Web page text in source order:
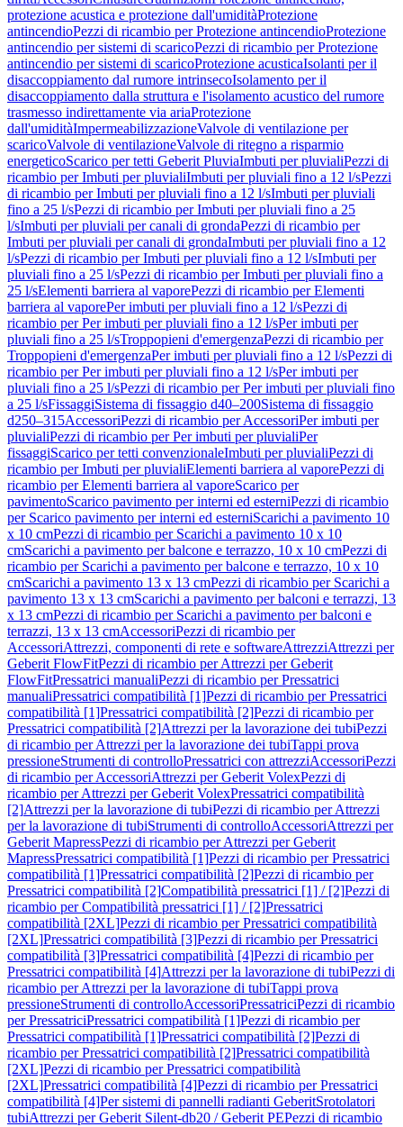
protezione acustica e protezione dall'umiditàProtezione
antincendioPezzi di ricambio per Protezione antincendioProtezione
antincendio per sistemi di scaricoPezzi di ricambio per Protezione
antincendio per sistemi di scaricoProtezione acusticaIsolanti per il
disaccoppiamento dal rumore intrinsecoIsolamento per il
disaccoppiamento dalla struttura e l'isolamento acustico del rumore
trasmesso indirettamente via ariaProtezione
dall'umiditàImpermeabilizzazioneValvole di ventilazione per
scaricoValvole di ventilazioneValvole di ritegno a risparmio
energeticoScarico per tetti Geberit PluviaImbuti per pluvialiPezzi di
ricambio per Imbuti per pluvialiImbuti per pluviali fino a 12 l/sPezzi
di ricambio per Imbuti per pluviali fino a 12 l/sImbuti per pluviali
fino a 25 l/sPezzi di ricambio per Imbuti per pluviali fino a 25
l/sImbuti per pluviali per canali di grondaPezzi di ricambio per
Imbuti per pluviali per canali di grondaImbuti per pluviali fino a 12
l/sPezzi di ricambio per Imbuti per pluviali fino a 12 l/sImbuti per
pluviali fino a 25 l/sPezzi di ricambio per Imbuti per pluviali fino a
25 l/sElementi barriera al vaporePezzi di ricambio per Elementi
barriera al vaporePer imbuti per pluviali fino a 12 l/sPezzi di
ricambio per Per imbuti per pluviali fino a 12 l/sPer imbuti per
pluviali fino a 25 l/sTroppopieni d'emergenzaPezzi di ricambio per
Troppopieni d'emergenzaPer imbuti per pluviali fino a 12 l/sPezzi di
ricambio per Per imbuti per pluviali fino a 12 l/sPer imbuti per
pluviali fino a 25 l/sPezzi di ricambio per Per imbuti per pluviali fino
a 25 l/sFissaggiSistema di fissaggio d40–200Sistema di fissaggio
d250–315AccessoriPezzi di ricambio per AccessoriPer imbuti per
pluvialiPezzi di ricambio per Per imbuti per pluvialiPer
fissaggiScarico per tetti convenzionaleImbuti per pluvialiPezzi di
ricambio per Imbuti per pluvialiElementi barriera al vaporePezzi di
ricambio per Elementi barriera al vaporeScarico per
pavimentoScarico pavimento per interni ed esterniPezzi di ricambio
per Scarico pavimento per interni ed esterniScarichi a pavimento 10
x 10 cmPezzi di ricambio per Scarichi a pavimento 10 x 10
cmScarichi a pavimento per balcone e terrazzo, 10 x 10 cmPezzi di
ricambio per Scarichi a pavimento per balcone e terrazzo, 10 x 10
cmScarichi a pavimento 13 x 13 cmPezzi di ricambio per Scarichi a
pavimento 13 x 13 cmScarichi a pavimento per balconi e terrazzi, 13
x 13 cmPezzi di ricambio per Scarichi a pavimento per balconi e
terrazzi, 13 x 13 cmAccessoriPezzi di ricambio per
AccessoriAttrezzi, componenti di rete e softwareAttrezziAttrezzi per
Geberit FlowFitPezzi di ricambio per Attrezzi per Geberit
FlowFitPressatrici manualiPezzi di ricambio per Pressatrici
manualiPressatrici compatibilità [1]Pezzi di ricambio per Pressatrici
compatibilità [1]Pressatrici compatibilità [2]Pezzi di ricambio per
Pressatrici compatibilità [2]Attrezzi per la lavorazione dei tubiPezzi
di ricambio per Attrezzi per la lavorazione dei tubiTappi prova
pressioneStrumenti di controlloPressatrici con attrezziAccessoriPezzi
di ricambio per AccessoriAttrezzi per Geberit VolexPezzi di
ricambio per Attrezzi per Geberit VolexPressatrici compatibilità
[2]Attrezzi per la lavorazione di tubiPezzi di ricambio per Attrezzi
per la lavorazione di tubiStrumenti di controlloAccessoriAttrezzi per
Geberit MapressPezzi di ricambio per Attrezzi per Geberit
MapressPressatrici compatibilità [1]Pezzi di ricambio per Pressatrici
compatibilità [1]Pressatrici compatibilità [2]Pezzi di ricambio per
Pressatrici compatibilità [2]Compatibilità pressatrici [1] / [2]Pezzi di
ricambio per Compatibilità pressatrici [1] / [2]Pressatrici
compatibilità [2XL]Pezzi di ricambio per Pressatrici compatibilità
[2XL]Pressatrici compatibilità [3]Pezzi di ricambio per Pressatrici
compatibilità [3]Pressatrici compatibilità [4]Pezzi di ricambio per
Pressatrici compatibilità [4]Attrezzi per la lavorazione di tubiPezzi di
ricambio per Attrezzi per la lavorazione di tubiTappi prova
pressioneStrumenti di controlloAccessoriPressatriciPezzi di ricambio
per PressatriciPressatrici compatibilità [1]Pezzi di ricambio per
Pressatrici compatibilità [1]Pressatrici compatibilità [2]Pezzi di
ricambio per Pressatrici compatibilità [2]Pressatrici compatibilità
[2XL]Pezzi di ricambio per Pressatrici compatibilità
[2XL]Pressatrici compatibilità [4]Pezzi di ricambio per Pressatrici
compatibilità [4]Per sistemi di pannelli radianti GeberitSrotolatori
tubiAttrezzi per Geberit Silent-db20 / Geberit PEPezzi di ricambio